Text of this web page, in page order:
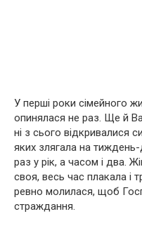
У перші роки сімейного
опинялася не раз. Ще й
ні з сього відкривалися
яких злягала на
раз у рік, а часом і два.
своя, весь час плакала і
ревно молилася, щоб
стpaждання.